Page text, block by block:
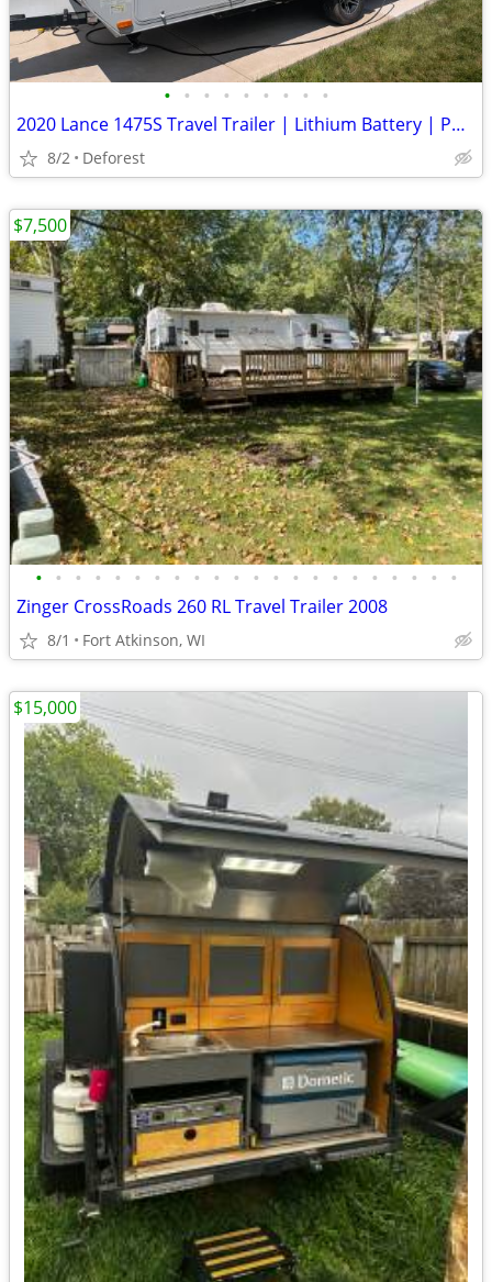
• • • • • • • • •
2020 Lance 1475S Travel Trailer | Lithium Battery | Power Jack | Clean Title
8/2 Deforest
• • • • • • • • • • • • • • • • • • • • • •
Zinger CrossRoads 260 RL Travel Trailer 2008
8/1 Fort Atkinson, WI
$7,500
$15,000